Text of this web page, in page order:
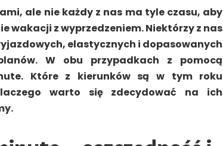
ale nie każdy z nas ma tyle czasu, aby
wakacji z wyprzedzeniem.Niektórzy z nas
elastycznych i dopasowanych
W obu przypadkach z pomocą
Które z kierunków są w tym roku
warto się zdecydować na ich